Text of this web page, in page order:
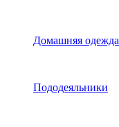
Домашняя одежда
Пододеяльники